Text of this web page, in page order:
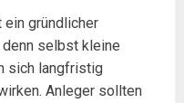
gründlicher
selbst kleine
sich langfristig
Anleger sollten